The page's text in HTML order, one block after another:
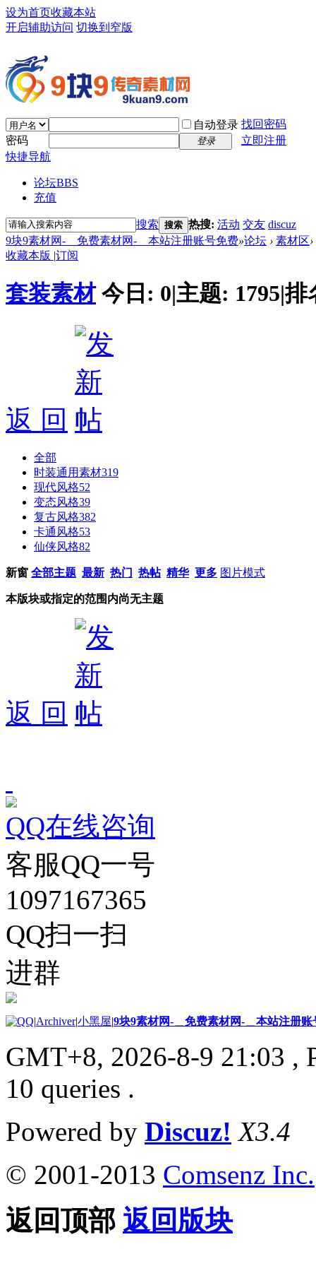
设为首页收藏本站
开启辅助访问 切换到窄版
自动登录 找回密码
密码
登录
立即注册
快捷导航
论坛BBS
充值
搜索 搜索 热搜: 活动 交友 discuz
9块9素材网-＿免费素材网-＿本站注册账号免费»论坛 › 素材区›
收藏本版 |订阅
套装素材 今日: 0|主题: 1795|排
返 回
全部
时装通用素材319
现代风格52
变态风格39
复古风格382
卡通风格53
仙侠风格82
新窗 全部主题 最新 热门 热帖 精华 更多 图片模式
本版块或指定的范围内尚无主题
返 回
QQ在线咨询
客服QQ一号
1097167365
QQ扫一扫
进群
|Archiver|小黑屋|9块9素材网-＿免费素材网-＿本站注册账
GMT+8, 2026-8-9 21:03 ,
10 queries .
Powered by Discuz! X3.4
© 2001-2013 Comsenz Inc.
返回顶部 返回版块